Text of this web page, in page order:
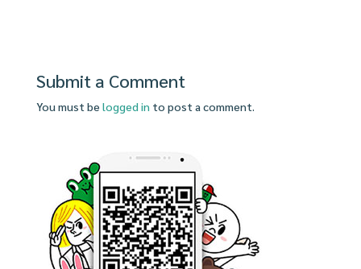
Submit a Comment
You must be logged in to post a comment.